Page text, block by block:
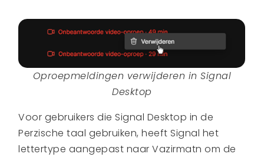
Oproepmeldingen verwijderen in Signal
Desktop
Voor gebruikers die Signal Desktop in de
Perzische taal gebruiken, heeft Signal het
lettertype aangepast naar Vazirmatn om de